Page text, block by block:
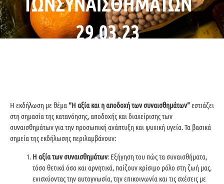
29.03.23
Η εκδήλωση με θέμα “Η αξία και η αποδοχή των συναισθημάτων”εστιάζει
στη σημασία της κατανόησης, αποδοχής και διαχείρισης των
συναισθημάτων για την προσωπική ανάπτυξη και ψυχική υγεία. Τα βασικά
σημεία της εκδήλωσης περιλαμβάνουν:
Η αξία των συναισθημάτων: Εξήγηση του πώς τα συναισθήματα,
τόσο θετικά όσο και αρνητικά, παίζουν κρίσιμο ρόλο στη ζωή μας,
ενισχύοντας την αυτογνωσία, την επικοινωνία και τις σχέσεις με